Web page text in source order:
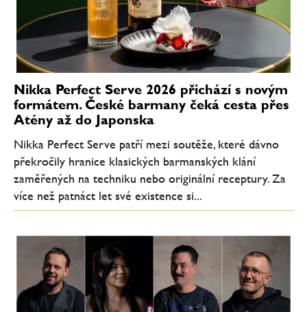
Nikka Perfect Serve 2026 přichází s novým
formátem. České barmany čeká cesta přes
Atény až do Japonska
Nikka Perfect Serve patří mezi soutěže, které dávno
překročily hranice klasických barmanských klání
zaměřených na techniku nebo originální receptury. Za
více než patnáct let své existence si...